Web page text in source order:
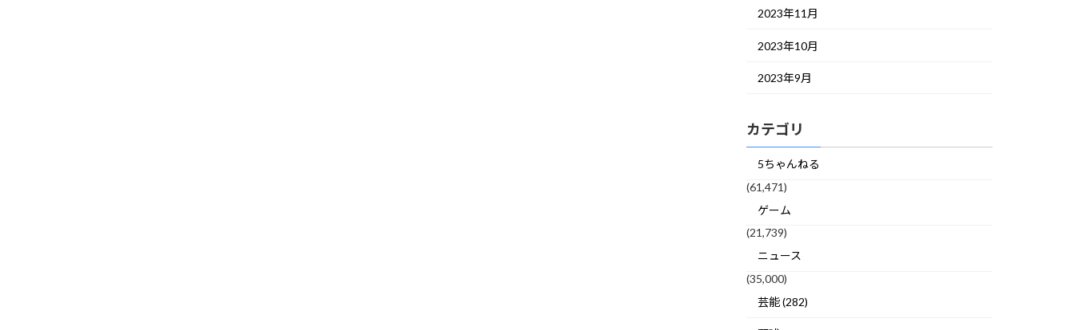
2023年11月
2023年10月
2023年9月
カテゴリ
5ちゃんねる
(61,471)
ゲーム
(21,739)
ニュース
(35,000)
芸能 (282)